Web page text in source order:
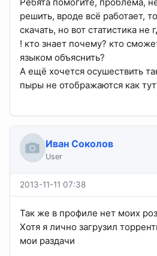
решить, вроде всё работает,
скачать, но вот статистика не
! кто знает почему? кто
языком объяснить?
А ещё хочется осушествить
пыры не отображаются как
Иван Соколов
User
2013-11-11 07:38
Так же в профиле нет моих
Хотя я лично загрузил
мои раздачи